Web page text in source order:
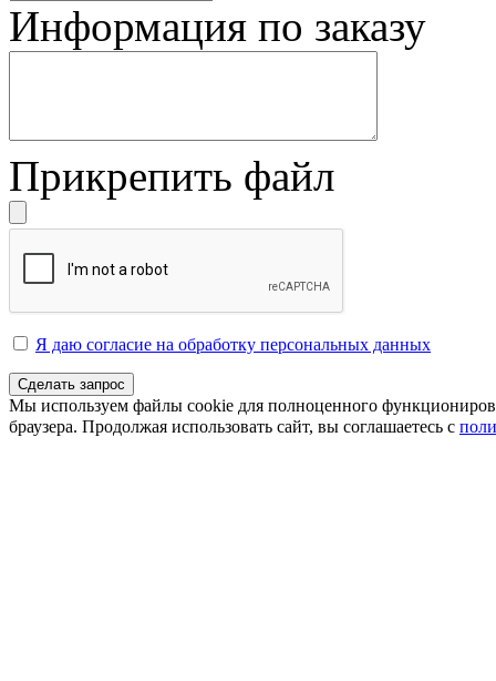
Информация по заказу
Прикрепить файл
Я даю согласие на обработку персональных данных
Сделать запрос
Мы используем файлы cookie для полноценного
браузера. Продолжая использовать сайт, вы соглашаетесь с